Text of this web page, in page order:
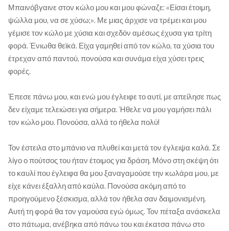
Μπαινόβγαινε στον κώλο μου και μου φώναζε: «Είσαι έτοιμη,
ψώλλα μου, να σε χύσω;». Με μιας άρχισε να τρέμει και μου
γέμισε τον κώλο με χύσια και σχεδόν αμέσως έχυσα για τρίτη
φορά. Ένιωθα θεϊκά. Είχα γαμηθεί από τον κώλο, τα χύσια του
έτρεχαν από παντού, πονούσα και συνάμα είχα χύσει τρεις
φορές.
Έπεσε πάνω μου, και ενώ μου έγλειφε το αυτί, με απείλησε πως
δεν είχαμε τελειώσει για σήμερα. Ήθελε να μου γαμήσει πάλι
τον κώλο μου. Πονούσα, αλλά το ήθελα πολύ!
Τον έστειλα στο μπάνιο να πλυθεί και μετά τον έγλειψα καλά. Σε
λίγο ο πούτσος του ήταν έτοιμος για δράση. Μόνο στη σκέψη ότι
το καυλί που έγλειφα θα μου ξαναγαμούσε την κωλάρα μου, με
είχε κάνει έξαλλη από καύλα. Πονούσα ακόμη από το
προηγούμενο ξέσκισμα, αλλά τον ήθελα σαν δαιμονισμένη.
Αυτή τη φορά θα τον γαμούσα εγώ όμως. Τον πέταξα ανάσκελα
στο πάτωμα, ανέβηκα από πάνω του και έκατσα πάνω στο